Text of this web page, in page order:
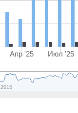
Апр '25 Июл '25
2015